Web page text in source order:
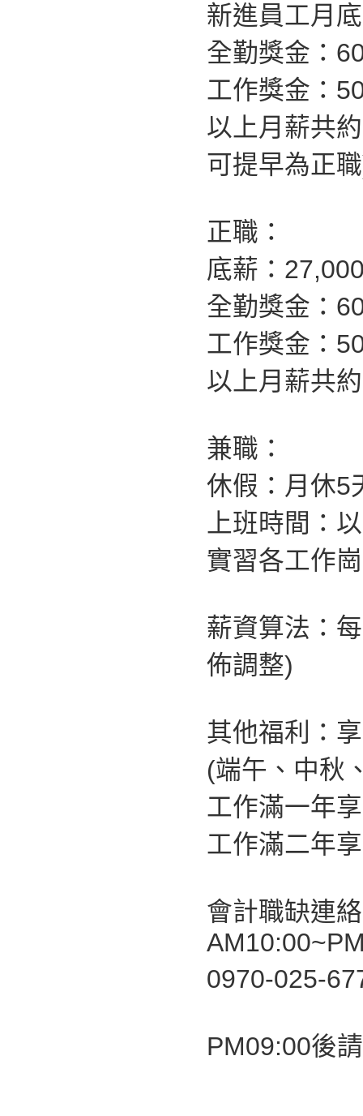
新進員工月
全勤獎金：
工作獎金：
以上月薪共
可提早為正
正職：
底薪：
全勤獎金：
工作獎金：
以上月薪共
兼職：
休假：月休5
上班時間：
實習各工作
薪資算法：
佈調整)
其他福利：
(端午、中秋
工作滿一年
工作滿二年
會計職缺連
0970-025-
PM09:00後